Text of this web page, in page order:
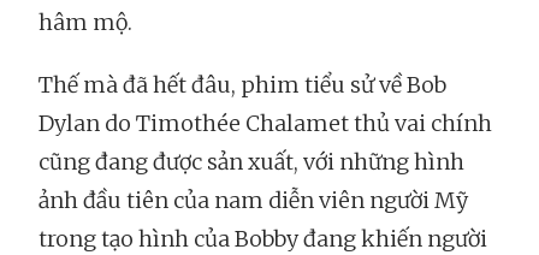
hâm mộ.
Thế mà đã hết đâu, phim tiểu sử về Bob
Dylan do Timothée Chalamet thủ vai chính
cũng đang được sản xuất, với những hình
ảnh đầu tiên của nam diễn viên người Mỹ
trong tạo hình của Bobby đang khiến người